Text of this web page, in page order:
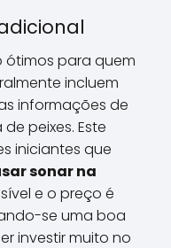
ótimos para quem
incluem
informações de
peixes. Este
iniciantes que
sonar na
e o preço é
se uma boa
investir muito no